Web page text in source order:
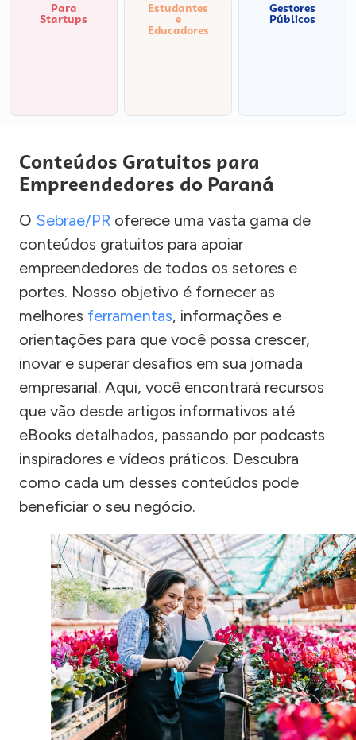
Para
Startups
Estudantes
e
Educadores
Gestores
Públicos
Conteúdos Gratuitos para
Empreendedores do Paraná
O Sebrae/PR oferece uma vasta gama de
conteúdos gratuitos para apoiar
empreendedores de todos os setores e
portes. Nosso objetivo é fornecer as
melhores ferramentas, informações e
orientações para que você possa crescer,
inovar e superar desafios em sua jornada
empresarial. Aqui, você encontrará recursos
que vão desde artigos informativos até
eBooks detalhados, passando por podcasts
inspiradores e vídeos práticos. Descubra
como cada um desses conteúdos pode
beneficiar o seu negócio.